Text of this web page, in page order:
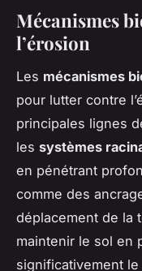
Mécanismes
l’érosion
Les mécanismes
pour lutter contre
principales lignes
les systèmes
en pénétrant
comme des
déplacement de la
maintenir le sol en
significativement le